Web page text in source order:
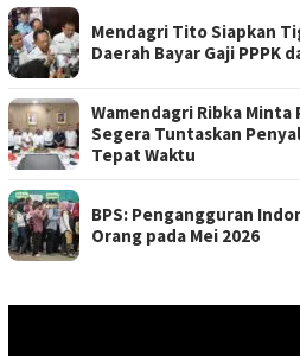
Mendagri Tito Siapkan
Daerah Bayar Gaji PPPK
Wamendagri Ribka Minta
Segera Tuntaskan
Tepat Waktu
BPS: Pengangguran
Orang pada Mei 2026